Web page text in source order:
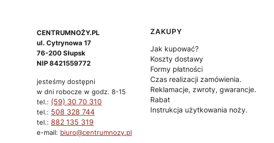
CENTRUMNOŻY.PL
ul. Cytrynowa 17
76-200 Słupsk
NIP 8421559772
jesteśmy dostępni
w dni robocze w godz. 8-15
tel.: (59) 30 70 310
tel.: 508 328 744
tel.: 882 135 319
e-mail: biuro@centrumnozy.pl
Linki w stopce
ZAKUPY
Jak kupować?
Koszty dostawy
Formy płatności
Czas realizacji zamówienia.
Reklamacje, zwroty, gwarancje.
Rabat
Instrukcja użytkowania noży.